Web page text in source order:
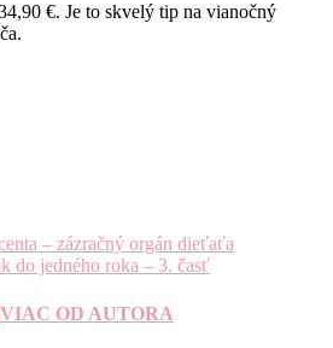
€. Je to skvelý tip na vianočný
– zázračný orgán dieťaťa
do jedného roka – 3. časť
VIAC OD AUTORA